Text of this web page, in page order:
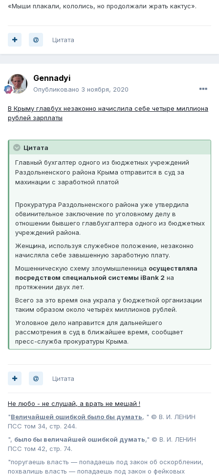
«Мыши плакали, кололись, но продолжали жрать кактус».
Цитата
Gennadyi
Опубликовано 3 ноября, 2020
В Крыму главбух незаконно начислила себе четыре миллиона
рублей зарплаты
Цитата
Главный бухгалтер одного из бюджетных учреждений
Раздольненского района Крыма отправится в суд за
махинации с заработной платой
Прокуратура Раздольненского района уже утвердила
обвинительное заключение по уголовному делу в
отношении бывшего главбухгалтера одного из бюджетных
учреждений района.
Женщина, используя служебное положение, незаконно
начисляла себе завышенную заработную плату.
Мошенническую схему злоумышленница осуществляла
посредством специальной системы iBank 2 на
протяжении двух лет.
Всего за это время она украла у бюджетной организации
таким образом около четырёх миллионов рублей.
Уголовное дело направится для дальнейшего
рассмотрения в суд в ближайшее время, сообщает
пресс-служба прокуратуры Крыма.
Цитата
Не любо - не слушай, а врать не мешай !
"Величайшей ошибкой было бы думать, " © В. И. ЛЕНИН
ПСС том 34, стр. 244.
", было бы величайшей ошибкой думать," © В. И. ЛЕНИН
ПСС том 42, стр. 74.
"поругаешь власть — попадаешь под закон об оскорблении,
похвалишь власть — попадаешь под закон о фейковых